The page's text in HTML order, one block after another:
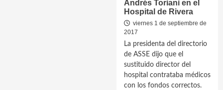
Andrés Toriani en el
Hospital de Rivera
viernes 1 de septiembre de
2017
La presidenta del directorio
de ASSE dijo que el
sustituido director del
hospital contrataba médicos
con los fondos correctos.